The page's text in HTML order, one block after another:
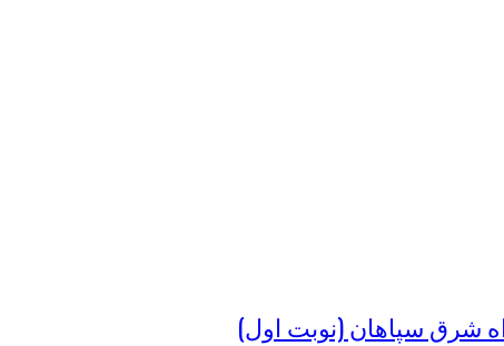
شرق سپاهان (نوبت اول)